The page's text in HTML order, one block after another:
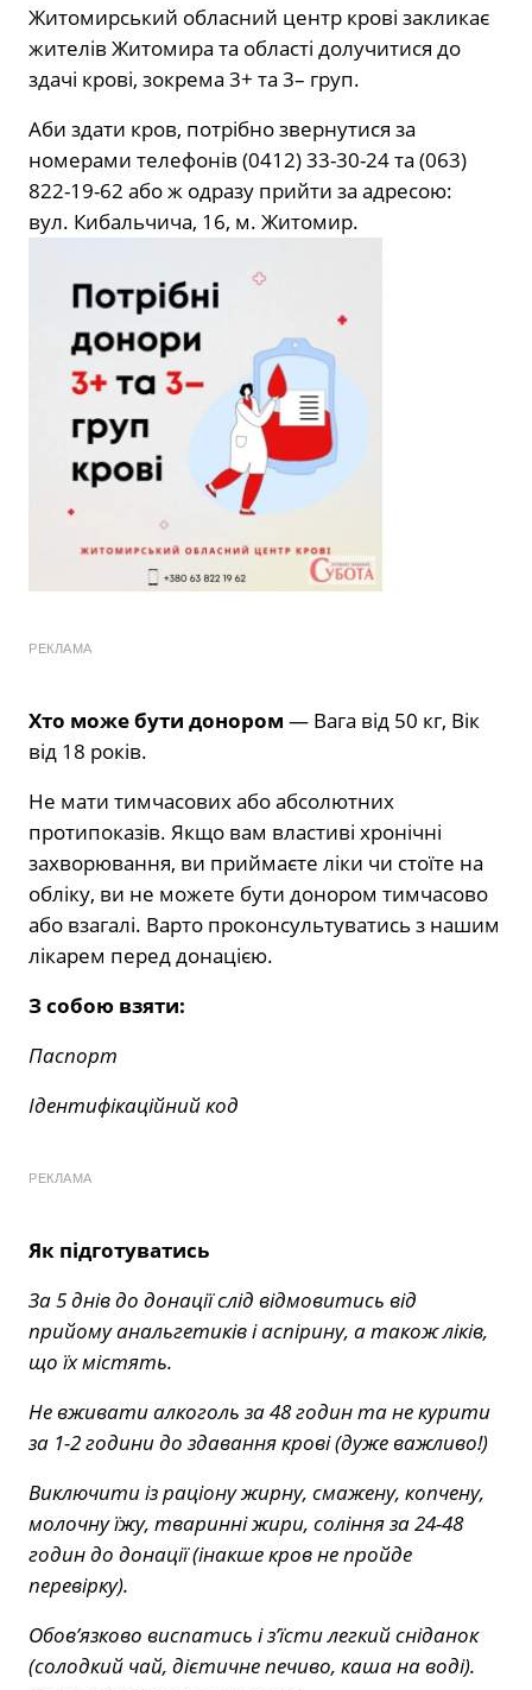
Житомирський обласний центр крові закликає
жителів Житомира та області долучитися до
здачі крові, зокрема 3+ та 3– груп.
Аби здати кров, потрібно звернутися за
номерами телефонів (0412) 33-30-24 та (063)
822-19-62 або ж одразу прийти за адресою:
вул. Кибальчича, 16, м. Житомир.
РЕКЛАМА
Хто може бути донором — Вага від 50 кг, Вік
від 18 років.
Не мати тимчасових або абсолютних
протипоказів. Якщо вам властиві хронічні
захворювання, ви приймаєте ліки чи стоїте на
обліку, ви не можете бути донором тимчасово
або взагалі. Варто проконсультуватись з нашим
лікарем перед донацією.
З собою взяти:
Паспорт
Ідентифікаційний код
РЕКЛАМА
Як підготуватись
За 5 днів до донації слід відмовитись від
прийому анальгетиків і аспірину, а також ліків,
що їх містять.
Не вживати алкоголь за 48 годин та не курити
за 1-2 години до здавання крові (дуже важливо!)
Виключити із раціону жирну, смажену, копчену,
молочну їжу, тваринні жири, соління за 24-48
годин до донації (інакше кров не пройде
перевірку).
Обов’язково виспатись і з’їсти легкий сніданок
(солодкий чай, дієтичне печиво, каша на воді).